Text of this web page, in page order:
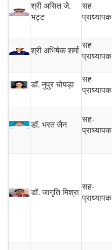
श्री असित जे.
भट्ट
सह-
प्राध्यापक
श्री अभिषेक शर्मा
सह-
प्राध्यापक
डॉ.नुपुर चोपड़ा
सह-
प्राध्यापक
डॉ. भरत जैन
सह-
प्राध्यापक
डॉ. जागृति मिश्रा
सह-
प्राध्यापक